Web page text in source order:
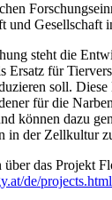
und Gesellschaft
steht die
Ersatz für
soll.
für die
können dazu
in der Zellkultur
über das Projekt
de/projects.html